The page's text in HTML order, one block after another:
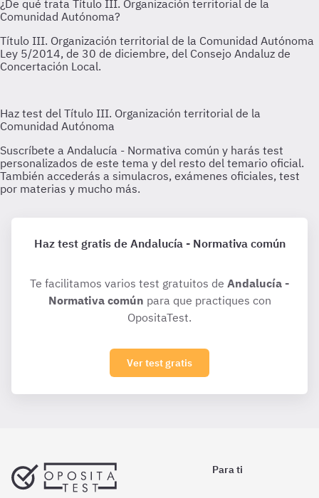
Haz test gratis de Andalucía - Normativa común
Te facilitamos varios test gratuitos de Andalucía -
Normativa común para que practiques con
OpositaTest.
Ver test gratis
Para ti